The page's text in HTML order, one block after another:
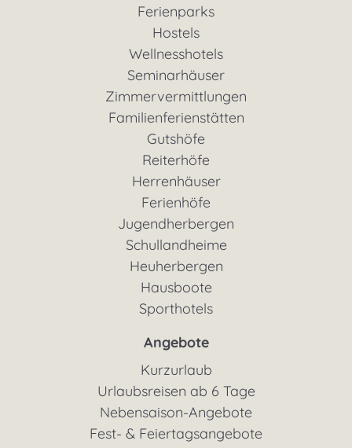
Ferienparks
Hostels
Wellnesshotels
Seminarhäuser
Zimmervermittlungen
Familienferienstätten
Gutshöfe
Reiterhöfe
Herrenhäuser
Ferienhöfe
Jugendherbergen
Schullandheime
Heuherbergen
Hausboote
Sporthotels
Angebote
Kurzurlaub
Urlaubsreisen ab 6 Tage
Nebensaison-Angebote
Fest- & Feiertagsangebote